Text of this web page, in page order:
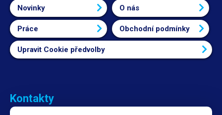
Novinky O nás
Práce Obchodní podmínky
Upravit Cookie předvolby
Kontakty